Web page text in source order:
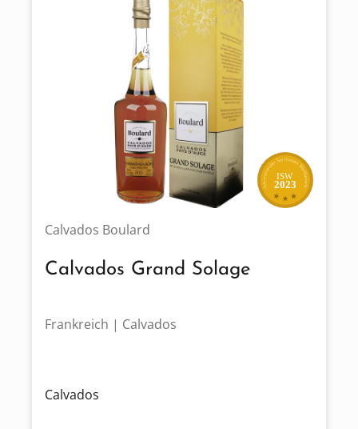
2023
ISW
Calvados Boulard
Calvados Grand Solage
Frankreich | Calvados
Calvados